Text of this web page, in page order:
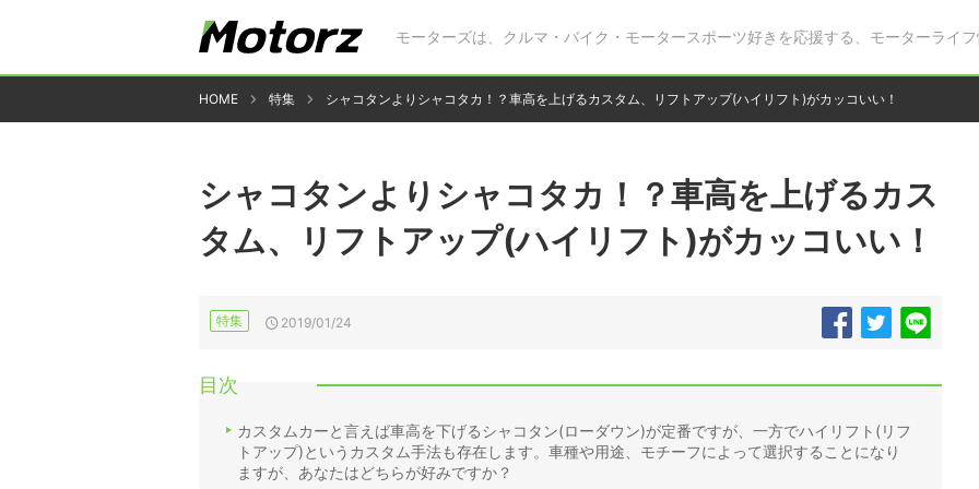
モーターズは、クルマ・バイク・モータースポーツ好きを応援する、モーターライフ
HOME 特集 シャコタンよりシャコタカ！？車高を上げるカスタム、リフトアップ(ハイリフト)がカッコいい！
シャコタンよりシャコタカ！？車高を上げるカス
タム、リフトアップ(ハイリフト)がカッコいい！
特集 2019/01/24
目次
カスタムカーと言えば車高を下げるシャコタン(ローダウン)が定番ですが、一方でハイリフト(リフ
トアップ)というカスタム手法も存在します。車種や用途、モチーフによって選択することになり
ますが、あなたはどちらが好みですか？